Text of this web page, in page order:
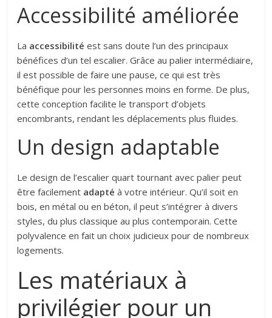
Accessibilité améliorée
La accessibilité est sans doute l’un des principaux
bénéfices d’un tel escalier. Grâce au palier intermédiaire,
il est possible de faire une pause, ce qui est très
bénéfique pour les personnes moins en forme. De plus,
cette conception facilite le transport d’objets
encombrants, rendant les déplacements plus fluides.
Un design adaptable
Le design de l’escalier quart tournant avec palier peut
être facilement adapté à votre intérieur. Qu’il soit en
bois, en métal ou en béton, il peut s’intégrer à divers
styles, du plus classique au plus contemporain. Cette
polyvalence en fait un choix judicieux pour de nombreux
logements.
Les matériaux à
privilégier pour un